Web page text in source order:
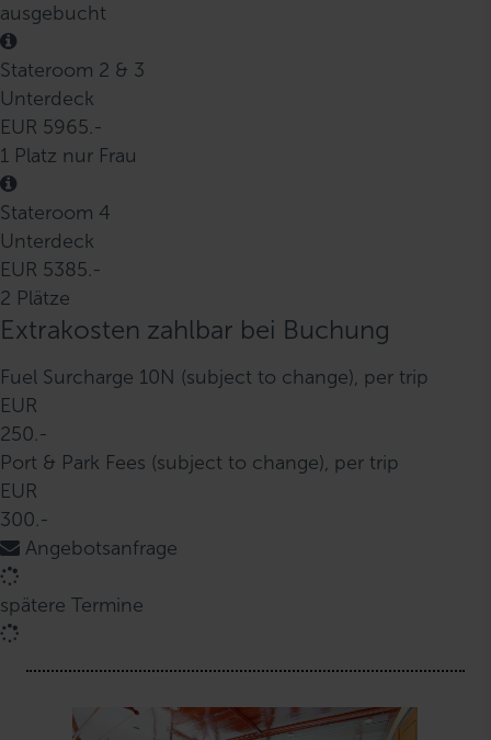
ausgebucht
Stateroom 2 & 3
Unterdeck
EUR 5965.-
1 Platz nur Frau
Stateroom 4
Unterdeck
EUR 5385.-
2 Plätze
Extrakosten zahlbar bei Buchung
Fuel Surcharge 10N (subject to change), per trip
EUR
250.-
Port & Park Fees (subject to change), per trip
EUR
300.-
Angebotsanfrage
spätere Termine